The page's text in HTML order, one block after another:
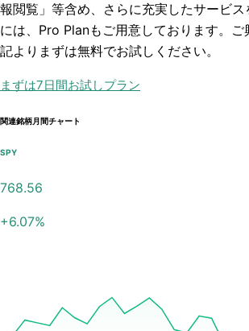
報閲覧」 等含め、さらに充実したサービ
には、Pro Planもご用意しております。
記よりまずは無料でお試しください。
まずは7日間お試しプラン
関連銘柄月間チャート
SPY
768.56
+6.07%